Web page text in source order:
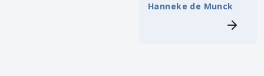
Hanneke de Munck